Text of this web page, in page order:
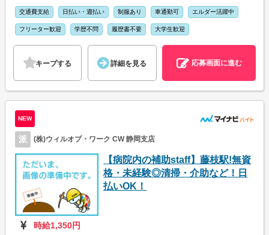
交通費支給 日払い・週払い 制服あり 車通勤可 エルダー活躍中
フリーター歓迎 学歴不問 履歴書不要 大学生歓迎
キープする 詳細を見る 応募画面に進む
NEW
派 (株)ウィルオブ・ワーク CW 静岡支店
【病院内の補助staff】藤枝駅!無資
格・未経験◎清掃・介助など！日
払いOK！
時給1,350円